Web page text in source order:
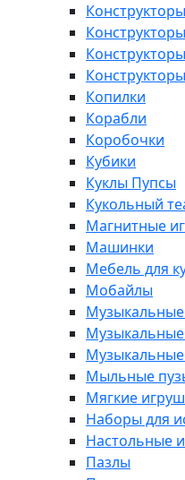
Конструкторы
Копилки
Корабли
Коробочки
Кубики
Куклы Пупсы
Кукольный
Магнитные
Машинки
Мебель для
Мобайлы
Мыльные
Мягкие
Наборы для
Настольные
Пазлы